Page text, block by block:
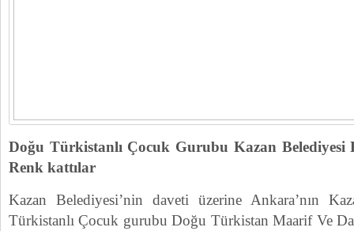
Doğu Türkistanlı Çocuk Gurubu Kazan Belediyesi
Renk kattılar
Kazan Belediyesi’nin daveti üzerine Ankara’nın
Türkistanlı Çocuk gurubu Doğu Türkistan Maarif Ve